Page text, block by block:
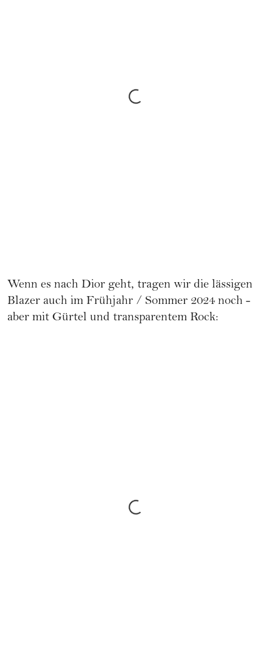
Wenn es nach Dior geht, tragen wir die lässigen
Blazer auch im Frühjahr / Sommer 2024 noch -
aber mit Gürtel und transparentem Rock: